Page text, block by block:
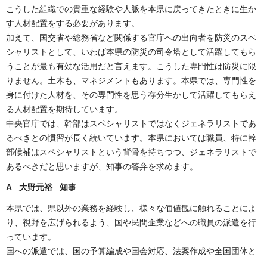
こうした組織での貴重な経験や人脈を本県に戻ってきたときに生か
す人材配置をする必要があります。
加えて、国交省や総務省など関係する官庁への出向者を防災のスペ
シャリストとして、いわば本県の防災の司令塔として活躍してもら
うことが最も有効な活用だと言えます。こうした専門性は防災に限
りません。土木も、マネジメントもあります。本県では、専門性を
身に付けた人材を、その専門性を思う存分生かして活躍してもらえ
る人材配置を期待しています。
中央官庁では、幹部はスペシャリストではなくジェネラリストであ
るべきとの慣習が長く続いています。本県においては職員、特に幹
部候補はスペシャリストという背骨を持ちつつ、ジェネラリストで
あるべきだと思いますが、知事の答弁を求めます。
A 大野元裕 知事
本県では、県以外の業務を経験し、様々な価値観に触れることによ
り、視野を広げられるよう、国や民間企業などへの職員の派遣を行
っています。
国への派遣では、国の予算編成や国会対応、法案作成や全国団体と